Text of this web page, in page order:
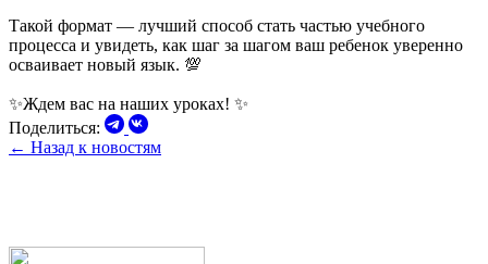
Такой формат — лучший способ стать частью учебного
процесса и увидеть, как шаг за шагом ваш ребенок уверенно
осваивает новый язык. 💯
✨Ждем вас на наших уроках! ✨
Поделиться:
← Назад к новостям